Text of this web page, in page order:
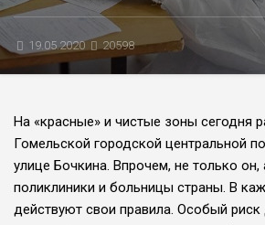
19.05.2020 20598
На «красные» и чистые зоны сегодня
Гомельской городской центральной
улице Бочкина. Впрочем, не только он,
поликлиники и больницы страны. В
действуют свои правила. Особый